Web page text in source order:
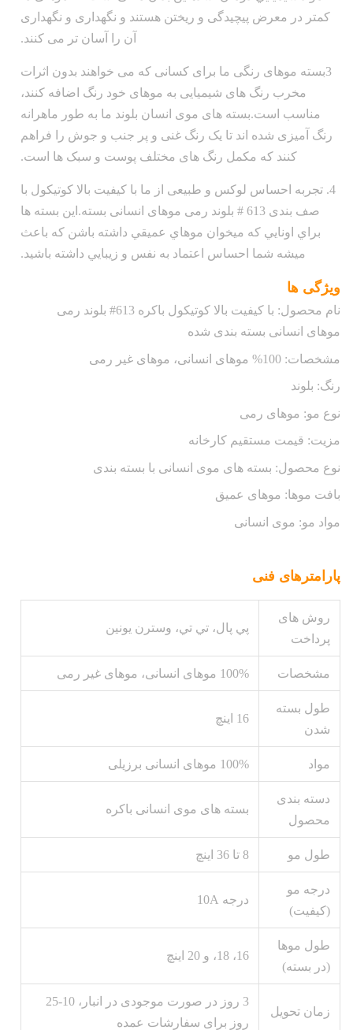
کمتر در معرض پیچیدگی و ریختن هستند و نگهداری و نگهداری
آن را آسان تر می کنند.
3بسته موهای رنگی ما برای کسانی که می خواهند بدون اثرات
مخرب رنگ های شیمیایی به موهای خود رنگ اضافه کنند،
مناسب است.بسته های موی انسان بلوند ما به طور ماهرانه
رنگ آمیزی شده اند تا یک رنگ غنی و پر جنب و جوش را فراهم
کنند که مکمل رنگ های مختلف پوست و سبک ها است.
4. تجربه احساس لوکس و طبیعی از ما با کیفیت بالا کوتیکول با
صف بندی 613 # بلوند رمی موهای انسانی بسته.اين بسته ها
براي اونايي که ميخوان موهاي عميقي داشته باشن که باعث
ميشه شما احساس اعتماد به نفس و زيبايي داشته باشيد.
ویژگی ها
نام محصول: با کیفیت بالا کوتیکول باکره 613# بلوند رمی
موهای انسانی بسته بندی شده
مشخصات: 100% موهای انسانی، موهای غیر رمی
رنگ: بلوند
نوع مو: موهای رمی
مزیت: قیمت مستقیم کارخانه
نوع محصول: بسته های موی انسانی با بسته بندی
بافت موها: موهای عمیق
مواد مو: موی انسانی
پارامترهای فنی
روش های
پرداخت
پي پال، تي تي، وسترن يونين
مشخصات 100% موهای انسانی، موهای غیر رمی
طول بسته
شدن
16 اينچ
مواد 100% موهای انسانی برزیلی
دسته بندی
محصول
بسته های موی انسانی باکره
طول مو 8 تا 36 اينچ
درجه مو
(کیفیت)
درجه 10A
طول موها
(در بسته)
16، 18، و 20 اینچ
زمان تحویل
3 روز در صورت موجودی در انبار، 10-25
روز برای سفارشات عمده